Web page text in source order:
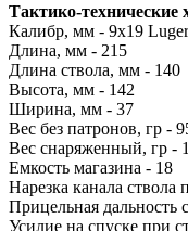
Тактико-технические
Калибр, мм - 9х19 Luger
Длина, мм - 215
Длина ствола, мм - 140
Высота, мм - 142
Ширина, мм - 37
Вес без патронов, гр -
Вес снаряженный, гр -
Емкость магазина - 18
Нарезка канала ствола
Прицельная дальность
Усилие на спуске при